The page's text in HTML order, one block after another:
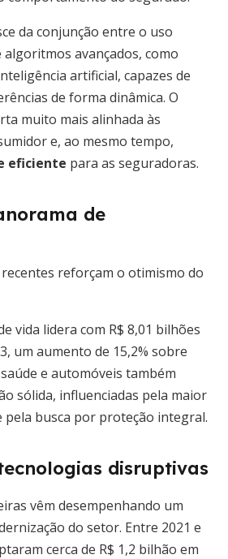
da conjunção entre o uso
avançados, como
artificial, capazes de
de forma dinâmica. O
muito mais alinhada às
e, ao mesmo tempo,
eficiente para as seguradoras.
de
reforçam o otimismo do
vida lidera com R$ 8,01 bilhões
um aumento de 15,2% sobre
e automóveis também
sólida, influenciadas pela maior
pela busca por proteção integral.
disruptivas
vêm desempenhando um
do setor. Entre 2021 e
cerca de R$ 1,2 bilhão em